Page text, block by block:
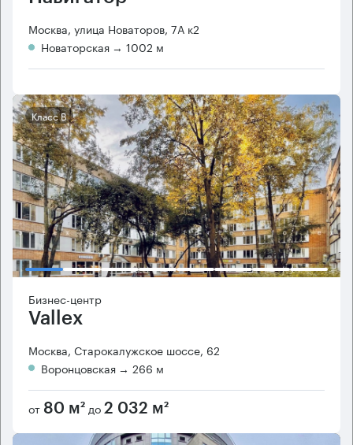
Москва, улица Новаторов, 7А к2
Новаторская → 1002 м
Класс B
Бизнес-центр
Vallex
Москва, Старокалужское шоссе, 62
Воронцовская → 266 м
от 80 м² до 2 032 м²